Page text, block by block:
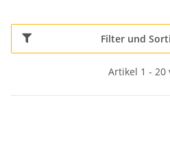
Filter und
Artikel 1 - 20